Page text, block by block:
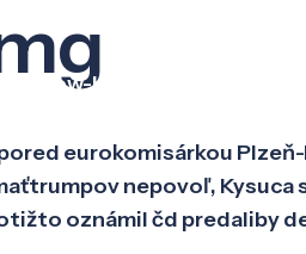
Know-how
eurokomisárkou
nepovoľ, Kysuca
oznámil čd predaliby